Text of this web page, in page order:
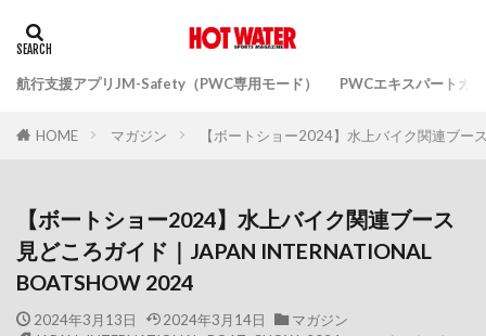
航行支援アプリJM-Safety（PWC専用モード） PWCエキスパートガ
HOME マガジン 【ボートショー2024】水上バイク関連ブ
【ボートショー2024】水上バイク関連ブース
見どころガイド｜JAPAN INTERNATIONAL
BOATSHOW 2024
2024年3月13日 2024年3月14日
マガジン